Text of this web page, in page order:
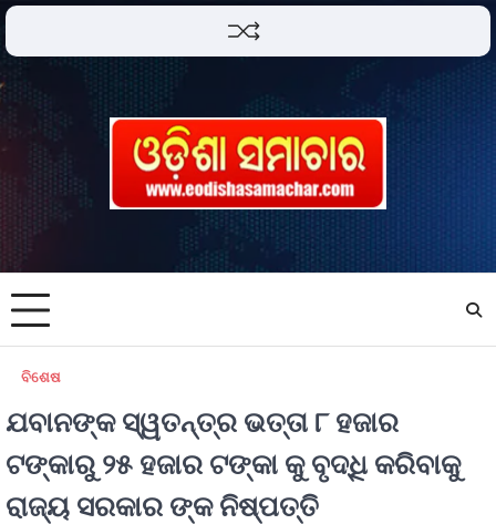
ବିଶେଷ
ଯବାନଙ୍କ ସ୍ୱତନ୍ତ୍ର ଭତ୍ତା ୮ ହଜାର
ଟଙ୍କାରୁ ୨୫ ହଜାର ଟଙ୍କା କୁ ବୃଦ୍ଧି କରିବାକୁ
ରାଜ୍ୟ ସରକାର ଙ୍କ ନିଷ୍ପତ୍ତି